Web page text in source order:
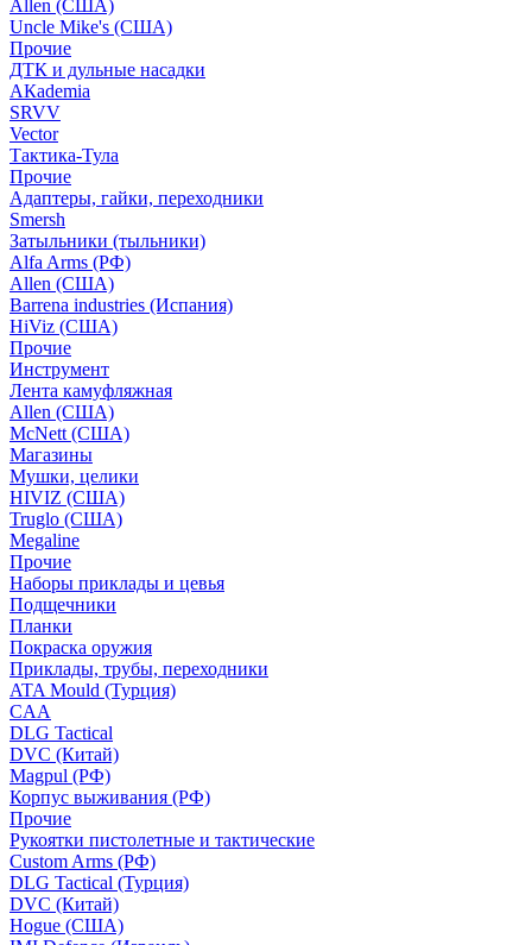
Allen (США)
Uncle Mike's (США)
Прочие
ДТК и дульные насадки
АКademia
SRVV
Vector
Тактика-Тула
Прочие
Адаптеры, гайки, переходники
Smersh
Затыльники (тыльники)
Alfa Arms (РФ)
Allen (США)
Barrena industries (Испания)
HiViz (США)
Прочие
Инструмент
Лента камуфляжная
Allen (США)
McNett (США)
Магазины
Мушки, целики
HIVIZ (США)
Truglo (США)
Megaline
Прочие
Наборы приклады и цевья
Подщечники
Планки
Покраска оружия
Приклады, трубы, переходники
ATA Mould (Турция)
CAA
DLG Tactical
DVC (Китай)
Magpul (РФ)
Корпус выживания (РФ)
Прочие
Рукоятки пистолетные и тактические
Custom Arms (РФ)
DLG Tactical (Турция)
DVC (Китай)
Hogue (США)